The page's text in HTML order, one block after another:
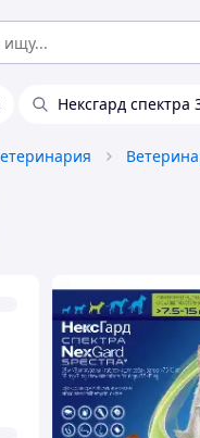
Нексгард спектра